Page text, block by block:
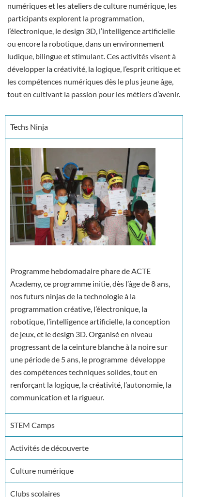
numériques et les ateliers de culture numérique, les
participants explorent la programmation,
l’électronique, le design 3D, l’intelligence artificielle
ou encore la robotique, dans un environnement
ludique, bilingue et stimulant. Ces activités visent à
développer la créativité, la logique, l’esprit critique et
les compétences numériques dès le plus jeune âge,
tout en cultivant la passion pour les métiers d’avenir.
Techs Ninja
Programme hebdomadaire phare de ACTE
Academy, ce programme initie, dès l’âge de 8 ans,
nos futurs ninjas de la technologie à la
programmation créative, l’électronique, la
robotique, l’intelligence artificielle, la conception
de jeux, et le design 3D. Organisé en niveau
progressant de la ceinture blanche à la noire sur
une période de 5 ans, le programme développe
des compétences techniques solides, tout en
renforçant la logique, la créativité, l’autonomie, la
communication et la rigueur.
STEM Camps
Activités de découverte
Culture numérique
Clubs scolaires